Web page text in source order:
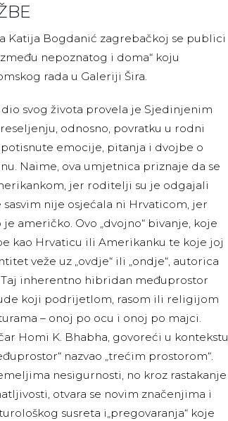
Katija Bogdanić zagrebačkoj se publici
nepoznatog i doma“ koju
rada u Galeriji Šira.
svog života provela je Sjedinjenim
odnosno, povratku u rodni
potisnute emocije, pitanja i dvojbe o
Naime, ova umjetnica priznaje da se
jer roditelji su je odgajali
nije osjećala ni Hrvaticom, jer
američko. Ovo „dvojno“ bivanje, koje
kao Hrvaticu ili Amerikanku te koje joj
veže uz „ovdje“ ili „ondje“, autorica
Taj inherentno hibridan međuprostor
koji podrijetlom, rasom ili religijom
– onoj po ocu i onoj po majci.
Homi K. Bhabha, govoreći u kontekstu
nazvao „trećim prostorom“.
nesigurnosti, no kroz rastakanje
otvara se novim značenjima i
susreta i„pregovaranja“ koje